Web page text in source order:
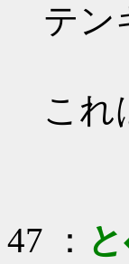
テン
こ
47 ： と